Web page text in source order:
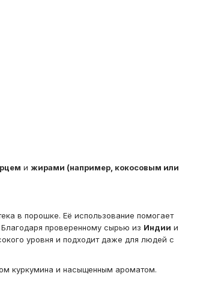
и жирами (например, кокосовым или
в порошке. Её использование помогает
проверенному сырью из Индии и
уровня и подходит даже для людей с
куркумина и насыщенным ароматом.